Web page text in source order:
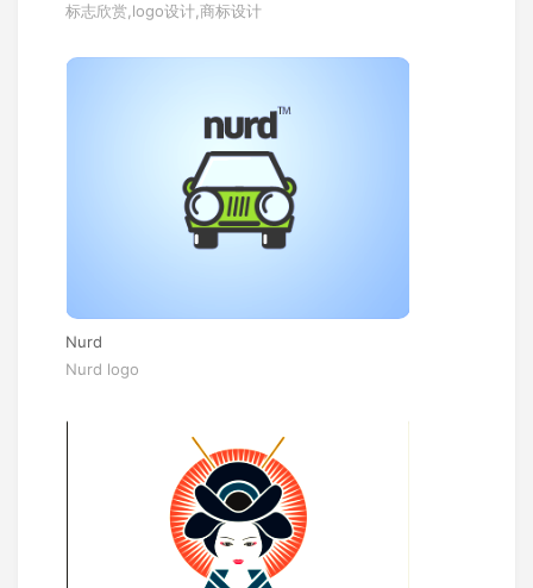
标志欣赏,logo设计,商标设计
Nurd
Nurd logo